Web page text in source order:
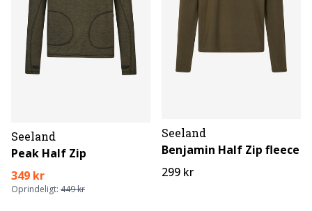
Seeland
Peak Half Zip
349 kr
Oprindeligt: 449 kr
Seeland
Benjamin Half Zip fleece
299 kr